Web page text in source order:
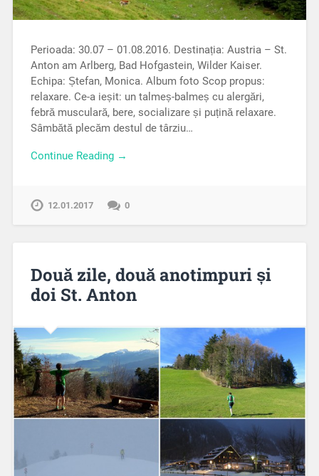
Perioada: 30.07 – 01.08.2016. Destinația: Austria – St.
Anton am Arlberg, Bad Hofgastein, Wilder Kaiser.
Echipa: Ștefan, Monica. Album foto Scop propus:
relaxare. Ce-a ieșit: un talmeș-balmeș cu alergări,
febră musculară, bere, socializare și puțină relaxare.
Sâmbătă plecăm destul de târziu…
Continue Reading →
12.01.2017 0
Două zile, două anotimpuri și
doi St. Anton